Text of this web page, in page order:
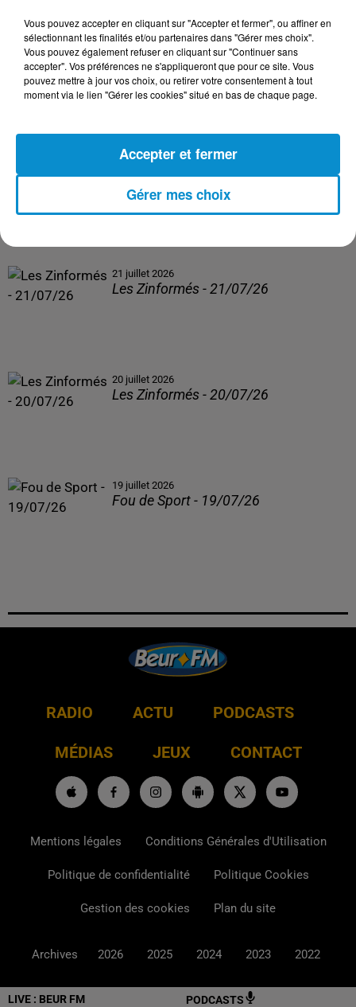
LIVE : BEUR FM PODCASTS
23 juillet 2026
Les Zinformés - 23/07/26
21 juillet 2026
Les Zinformés - 21/07/26
20 juillet 2026
Les Zinformés - 20/07/26
19 juillet 2026
Fou de Sport - 19/07/26
RADIO ACTU PODCASTS
MÉDIAS JEUX CONTACT
Mentions légales Conditions Générales d'Utilisation
Politique de confidentialité Politique Cookies
Gestion des cookies Plan du site
Archives 2026 2025 2024 2023 2022
Vous pouvez accepter en cliquant sur "Accepter et fermer", ou affiner en
sélectionnant les finalités et/ou partenaires dans "Gérer mes choix".
Vous pouvez également refuser en cliquant sur "Continuer sans
accepter". Vos préférences ne s'appliqueront que pour ce site. Vous
pouvez mettre à jour vos choix, ou retirer votre consentement à tout
moment via le lien "Gérer les cookies" situé en bas de chaque page.
Gérer mes choix
Accepter et fermer